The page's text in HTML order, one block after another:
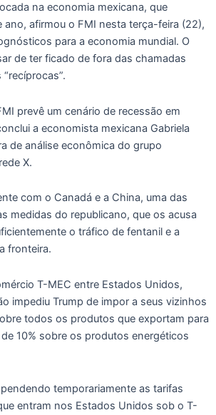
na economia mexicana, que
ano, afirmou o FMI nesta terça-feira (22),
para a economia mundial. O
de ter ficado de fora das chamadas
prevê um cenário de recessão em
a economista mexicana Gabriela
de análise econômica do grupo
X.
com o Canadá e a China, uma das
medidas do republicano, que os acusa
o tráfico de fentanil e a
fronteira.
T-MEC entre Estados Unidos,
impediu Trump de impor a seus vizinhos
todos os produtos que exportam para
10% sobre os produtos energéticos
temporariamente as tarifas
entram nos Estados Unidos sob o T-